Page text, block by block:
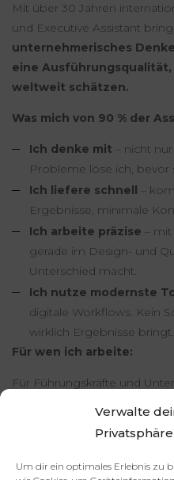
Verwalte
Privatsphäre
Um dir ein optimales Erlebnis zu
Mit über 30 Jahren
und Executive Assistant
unternehmerisches
eine
weltweit schätzen.
Was mich von 90 % der
Ich denke mit – nicht
Probleme löse ich, bevor
Ich liefere schnell
–
Ergebnisse, minimale
Ich arbeite präzise –
gerade im Design- und
Unterschied macht.
Ich nutze modernste
digitale Workflows. Kein
wirklich Ergebnisse bringt.
Für wen ich arbeite:
Für Führungskräfte und
richtige Person an der
Ich arbeite freiberuflich von